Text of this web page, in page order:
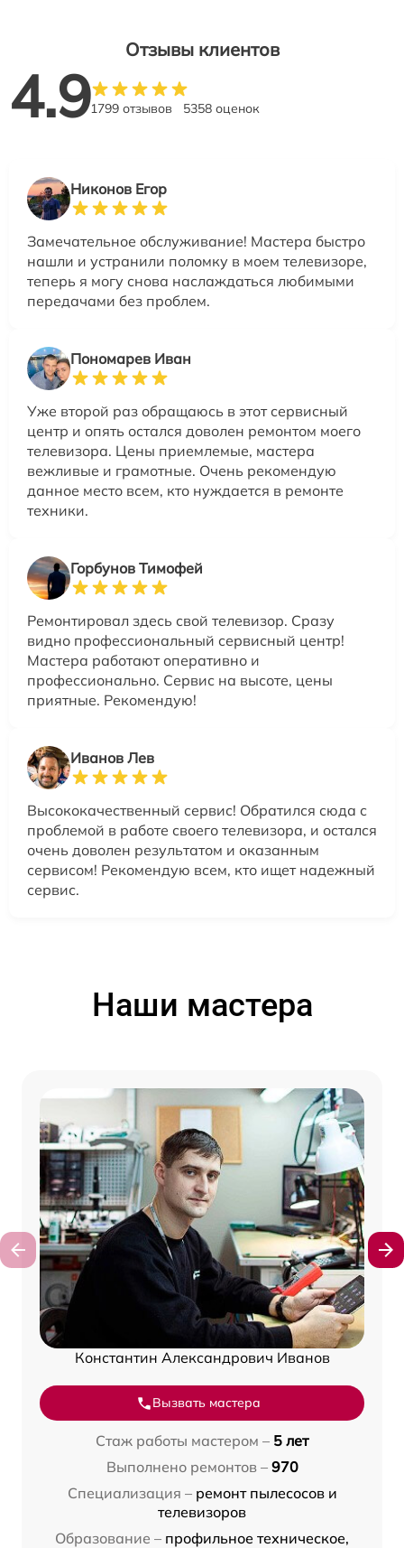
Отзывы клиентов
4.91799 отзывов 5358 оценок
Никонов Егор
Замечательное обслуживание! Мастера быстро
нашли и устранили поломку в моем телевизоре,
теперь я могу снова наслаждаться любимыми
передачами без проблем.
Пономарев Иван
Уже второй раз обращаюсь в этот сервисный
центр и опять остался доволен ремонтом моего
телевизора. Цены приемлемые, мастера
вежливые и грамотные. Очень рекомендую
данное место всем, кто нуждается в ремонте
техники.
Горбунов Тимофей
Ремонтировал здесь свой телевизор. Сразу
видно профессиональный сервисный центр!
Мастера работают оперативно и
профессионально. Сервис на высоте, цены
приятные. Рекомендую!
Иванов Лев
Высококачественный сервис! Обратился сюда с
проблемой в работе своего телевизора, и остался
очень доволен результатом и оказанным
сервисом! Рекомендую всем, кто ищет надежный
сервис.
Наши мастера
Константин Александрович Иванов
Вызвать мастера
Стаж работы мастером – 5 лет
Выполнено ремонтов – 970
Специализация – ремонт пылесосов и
телевизоров
Образование – профильное техническое,